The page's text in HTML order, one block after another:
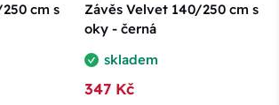
cm s
Závěs Velvet 140/250 cm s
oky - černá
skladem
347 Kč